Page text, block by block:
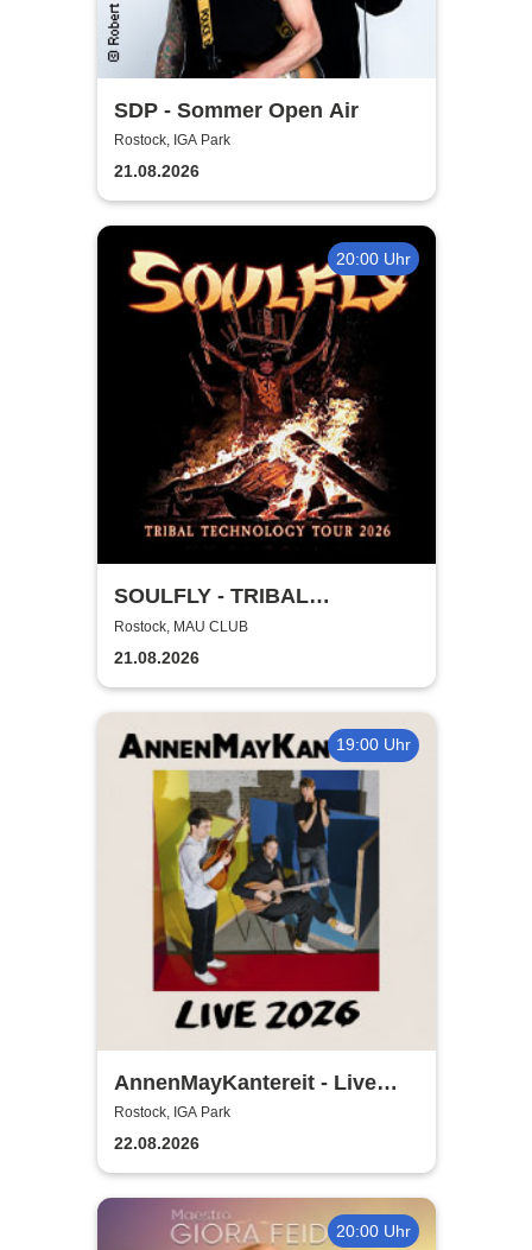
SDP - Sommer Open Air
Rostock, IGA Park
21.08.2026
20:00 Uhr
SOULFLY - TRIBAL
TECHNOLOGY TOUR 2026
Rostock, MAU CLUB
21.08.2026
19:00 Uhr
AnnenMayKantereit - Live
2026
Rostock, IGA Park
22.08.2026
20:00 Uhr